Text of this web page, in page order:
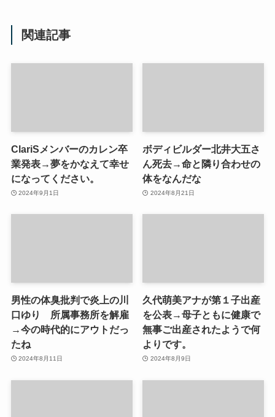
関連記事
ClariSメンバーのカレン卒
業発表→夢をかなえて幸せ
になってください。
2024年9月1日
ボディビルダー北井大五さ
ん死去→命と隣り合わせの
体をなんだな
2024年8月21日
男性の体臭批判で炎上の川
口ゆり 所属事務所を解雇
→今の時代的にアウトだっ
たね
2024年8月11日
久代萌美アナが第１子出産
を公表→母子ともに健康で
無事ご出産されたようで何
よりです。
2024年8月9日